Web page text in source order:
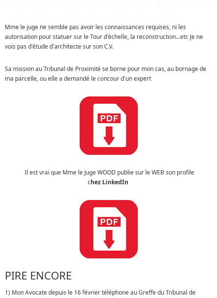
Mme le juge ne semble pas avoir les connaissances requises, ni les
autorisation pour statuer sur le Tour d'échelle, la reconstruction...etc Je ne
vois pas d'étude d'architecte sur son C.V.
Sa mission au Tribunal de Proximité se borne pour mon cas, au bornage de
ma parcelle, ou elle a demandé le concour d'un expert
Il est vrai que Mme le Juge WOOD publie sur le WEB son profile
chez LinkedIn
PIRE ENCORE
1) Mon Avocate depuis le 16 février téléphone au Greffe du Tribunal de